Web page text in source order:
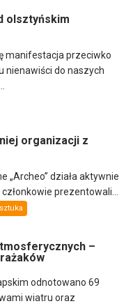
olsztyńskim
manifestacja przeciwko
nienawiści do naszych
organizacji z
„Archeo” działa aktywnie
prezentowali...
–
odnotowano 69
wiatru oraz